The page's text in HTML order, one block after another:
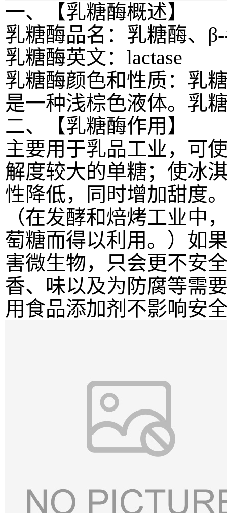
一、【乳糖酶概述】
乳糖酶品名：乳糖酶、
乳糖酶英文：lactase
乳糖酶颜色和性质：乳
是一种浅棕色液体。乳
二、【乳糖酶作用】
主要用于乳品工业，可
解度较大的单糖；使冰
性降低，同时增加甜度
（在发酵和焙烤工业中
萄糖而得以利用。）如
害微生物，只会更不安
香、味以及为防腐等需
用食品添加剂不影响安